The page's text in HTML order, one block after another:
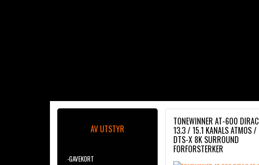
AV UTSTYR
-GAVEKORT
TONEWINNER AT-600 DIRAC
13.3 / 15.1 KANALS ATMOS /
DTS-X 8K SURROUND
FORFORSTERKER